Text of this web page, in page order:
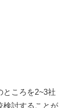
ところを2~3社
検討することが